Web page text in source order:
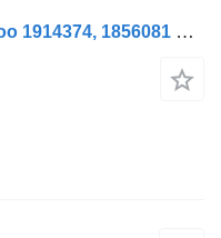
Unitate de control Calculator coo 1914374, 1856081 pentru cap tractor Scania MODEL R